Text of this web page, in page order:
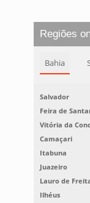
Regiões
Bahia
Salvador
Feira de
Vitória da
Camaçari
Itabuna
Juazeiro
Lauro de
Ilhéus